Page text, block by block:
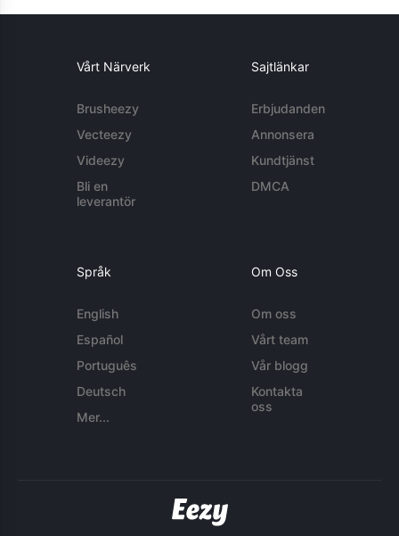
Vårt Närverk
Brusheezy
Vecteezy
Videezy
Bli en
leverantör
Sajtlänkar
Erbjudanden
Annonsera
Kundtjänst
DMCA
Språk
English
Español
Português
Deutsch
Mer...
Om Oss
Om oss
Vårt team
Vår blogg
Kontakta
oss